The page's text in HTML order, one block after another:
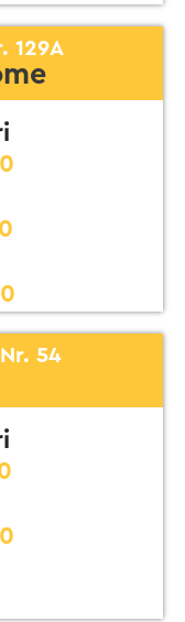
129A
54